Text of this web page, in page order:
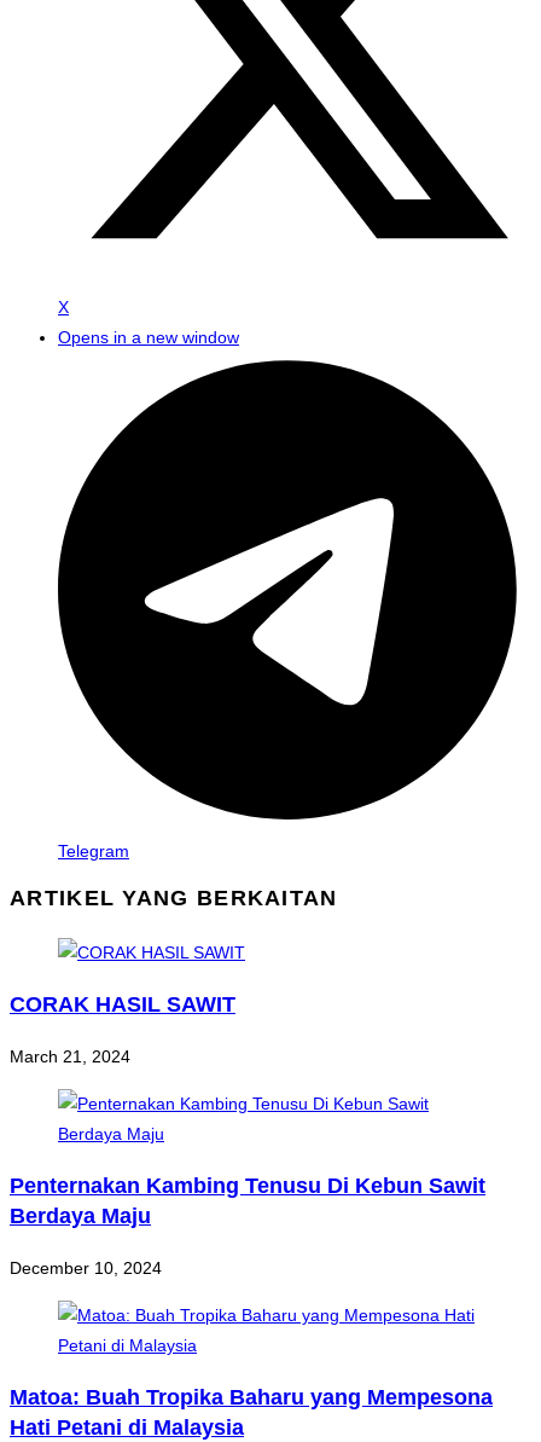
X
Opens in a new window
Telegram
ARTIKEL YANG BERKAITAN
CORAK HASIL SAWIT
March 21, 2024
Penternakan Kambing Tenusu Di Kebun Sawit
Berdaya Maju
December 10, 2024
Matoa: Buah Tropika Baharu yang Mempesona
Hati Petani di Malaysia